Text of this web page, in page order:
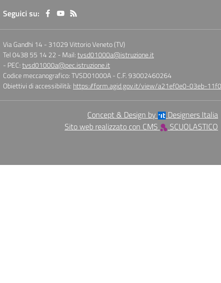
Seguici su:
Via Gandhi 14 - 31029 Vittorio Veneto (TV)
Tel 0438 55 14 22 - Mail:tvsd01000a@istruzione.it
- PEC:tvsd01000a@pec.istruzione.it
Codice meccanografico: TVSD01000A- C.F. 93002460264
Obiettivi di accessibilità: https://form.agid.gov.it/view/a21ef0e0-03eb-
Concept & Design by
Designers Italia
Sito web realizzato con CMS
SCUOLASTICO